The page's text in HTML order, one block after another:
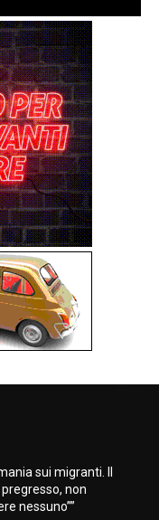
sui migranti. Il
non
nessuno””